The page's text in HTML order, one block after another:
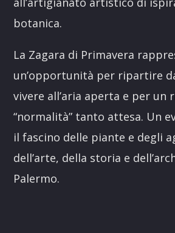
botanica.
La Zagara di Primavera
un’opportunità per ripartire
vivere all’aria aperta e per un
“normalità” tanto attesa. Un
il fascino delle piante e degli
dell’arte, della storia e
Palermo.